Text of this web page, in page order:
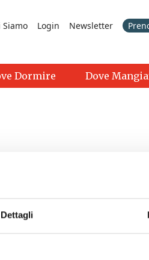
Dettagli
Siamo Login Newsletter
Dormire Dove
- 9:00 - 19:00